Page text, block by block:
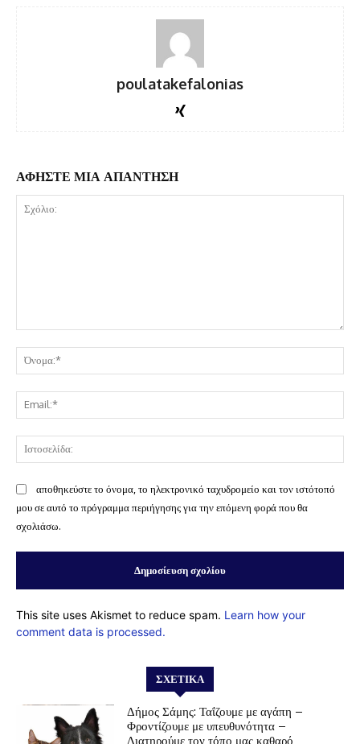
poulatakefalonias
ΑΦΗΣΤΕ ΜΙΑ ΑΠΑΝΤΗΣΗ
αποθηκεύστε το όνομα, το ηλεκτρονικό ταχυδρομείο και τον ιστότοπό
μου σε αυτό το πρόγραμμα περιήγησης για την επόμενη φορά που θα
σχολιάσω.
This site uses Akismet to reduce spam. Learn how your
comment data is processed.
ΣΧΕΤΙΚΆ
Δήμος Σάμης: Ταΐζουμε με αγάπη –
Φροντίζουμε με υπευθυνότητα –
Διατηρούμε τον τόπο μας καθαρό